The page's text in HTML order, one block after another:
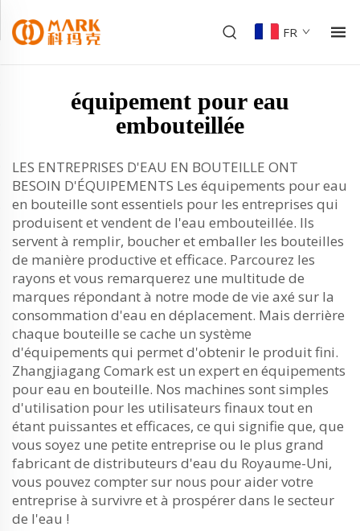
FR
équipement pour eau
embouteillée
LES ENTREPRISES D'EAU EN BOUTEILLE ONT
BESOIN D'ÉQUIPEMENTS Les équipements pour eau
en bouteille sont essentiels pour les entreprises qui
produisent et vendent de l'eau embouteillée. Ils
servent à remplir, boucher et emballer les bouteilles
de manière productive et efficace. Parcourez les
rayons et vous remarquerez une multitude de
marques répondant à notre mode de vie axé sur la
consommation d'eau en déplacement. Mais derrière
chaque bouteille se cache un système
d'équipements qui permet d'obtenir le produit fini.
Zhangjiagang Comark est un expert en équipements
pour eau en bouteille. Nos machines sont simples
d'utilisation pour les utilisateurs finaux tout en
étant puissantes et efficaces, ce qui signifie que, que
vous soyez une petite entreprise ou le plus grand
fabricant de distributeurs d'eau du Royaume-Uni,
vous pouvez compter sur nous pour aider votre
entreprise à survivre et à prospérer dans le secteur
de l'eau !